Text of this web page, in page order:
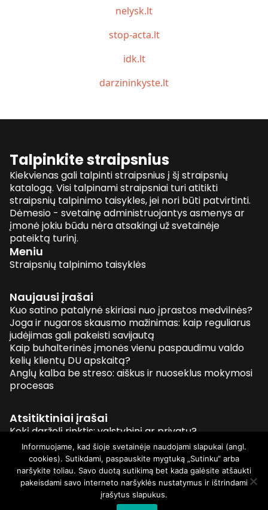
nelysk.lt
stop-acta.lt
idk.lt
darzininkyste.lt
Talpinkite straipsnius
Kiekvienas gali talpinti straipsnius į šį straipsnių
katalogą. Visi talpinami straipsniai turi atitikti
straipsnių talpinimo taisykles, jei nori būti patvirtinti.
Dėmesio - svetainę administruojantys asmenys ar
įmonė jokiu būdu nėra atsakingi už svetainėje
pateiktą turinį.
Meniu
Straipsnių talpinimo taisyklės
Naujausi įrašai
Kuo satino patalynė skiriasi nuo įprastos medvilnės?
Joga ir nugaros skausmo mažinimas: kaip reguliarus
judėjimas gali pakeisti savijautą
Kaip buhalterinės įmonės vienu paspaudimu valdo
kelių klientų DU apskaitą?
Anglų kalba be streso: aiškus ir nuoseklus mokymosi
procesas
Atsitiktiniai įrašai
Kokį darželį rinktis: valstybinį ar privatų?
Kaip pasirinkti patalpų valymo įmonę?
Kiek pinigų reikia, norint atsidaryti spaustuvę Vilniuje?
Karjeros galimybės norintiems tapti jūreiviais
Informuojame, kad šioje svetainėje naudojami slapukai (angl.
cookies). Sutikdami, paspauskite mygtuką „Sutinku“ arba
naršykite toliau. Savo duotą sutikimą bet kada galėsite atšaukti
pakeisdami savo interneto naršyklės nustatymus ir ištrindami
įrašytus slapukus.